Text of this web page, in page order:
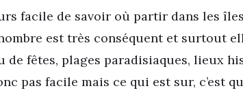
facile de savoir où partir dans les
est très conséquent et surtout
de fêtes, plages paradisiaques, lieux
pas facile mais ce qui est sur, c’est